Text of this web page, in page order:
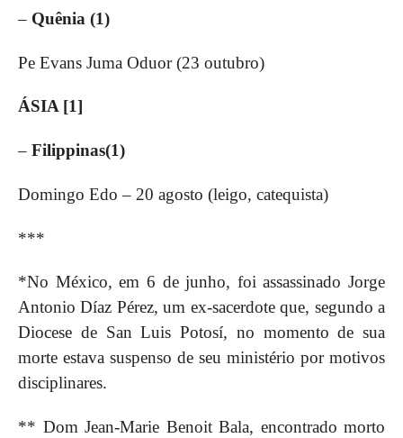
– Quênia (1)
Pe Evans Juma Oduor (23 outubro)
ÁSIA [1]
– Filippinas(1)
Domingo Edo – 20 agosto (leigo, catequista)
***
*No México, em 6 de junho, foi assassinado Jorge
Antonio Díaz Pérez, um ex-sacerdote que, segundo a
Diocese de San Luis Potosí, no momento de sua
morte estava suspenso de seu ministério por motivos
disciplinares.
** Dom Jean-Marie Benoit Bala, encontrado morto